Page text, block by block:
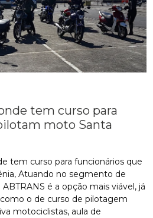
tem curso para
moto Santa
tem curso para funcionários que
Atuando no segmento de
é a opção mais viável, já
o de curso de pilotagem
motociclistas, aula de